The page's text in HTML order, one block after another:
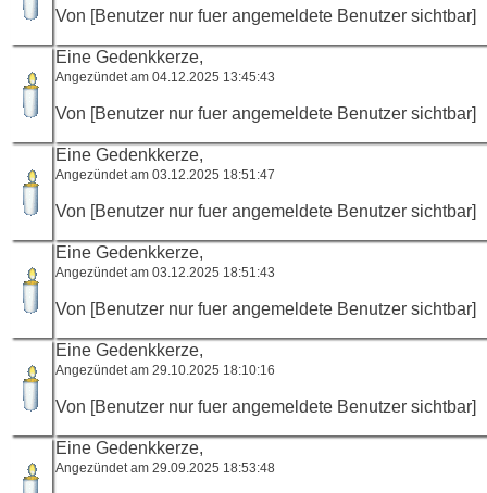
Von [Benutzer nur fuer angemeldete Benutzer sichtbar]
Eine Gedenkkerze,
Angezündet am 04.12.2025 13:45:43
Von [Benutzer nur fuer angemeldete Benutzer sichtbar]
Eine Gedenkkerze,
Angezündet am 03.12.2025 18:51:47
Von [Benutzer nur fuer angemeldete Benutzer sichtbar]
Eine Gedenkkerze,
Angezündet am 03.12.2025 18:51:43
Von [Benutzer nur fuer angemeldete Benutzer sichtbar]
Eine Gedenkkerze,
Angezündet am 29.10.2025 18:10:16
Von [Benutzer nur fuer angemeldete Benutzer sichtbar]
Eine Gedenkkerze,
Angezündet am 29.09.2025 18:53:48